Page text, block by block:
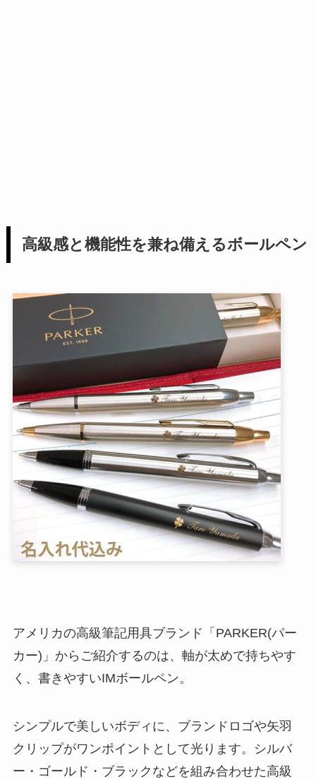
高級感と機能性を兼ね備えるボールペン
アメリカの高級筆記用具ブランド「PARKER(パー
カー)」からご紹介するのは、軸が太めで持ちやす
く、書きやすいIMボールペン。
シンプルで美しいボディに、ブランドロゴや矢羽
クリップがワンポイントとして光ります。シルバ
ー・ゴールド・ブラックなどを組み合わせた高級